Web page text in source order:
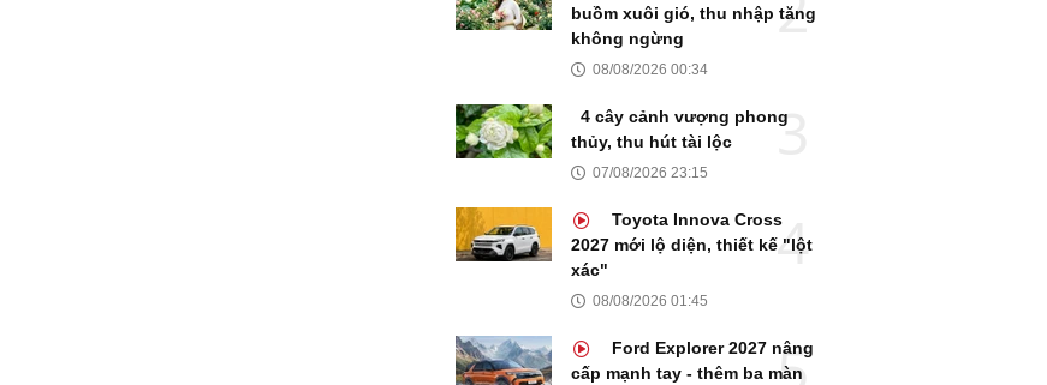
buồm xuôi gió, thu nhập tăng
không ngừng
08/08/2026 00:34
4 cây cảnh vượng phong
thủy, thu hút tài lộc
07/08/2026 23:15
Toyota Innova Cross
2027 mới lộ diện, thiết kế "lột
xác"
08/08/2026 01:45
Ford Explorer 2027 nâng
cấp mạnh tay - thêm ba màn